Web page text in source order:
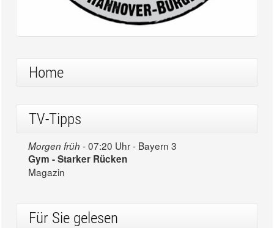
Home
TV-Tipps
Morgen früh -07:20 Uhr - Bayern 3
Gym - Starker Rücken
Magazin
Für Sie gelesen